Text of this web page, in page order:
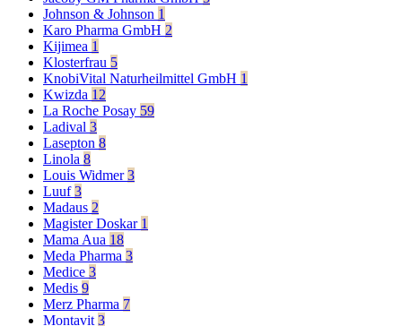
Johnson & Johnson 1
Karo Pharma GmbH 2
Kijimea 1
Klosterfrau 5
KnobiVital Naturheilmittel GmbH 1
Kwizda 12
La Roche Posay 59
Ladival 3
Lasepton 8
Linola 8
Louis Widmer3
Luuf3
Madaus 2
Magister Doskar 1
Mama Aua 18
Meda Pharma 3
Medice 3
Medis 9
Merz Pharma 7
Montavit 3